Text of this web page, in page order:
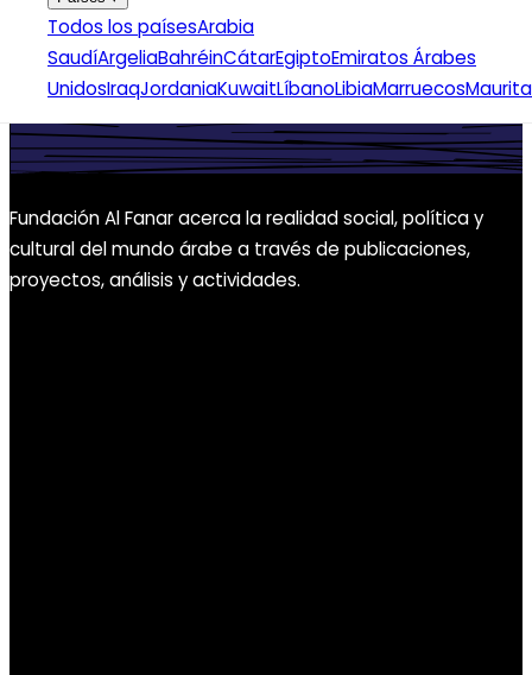
Todos los paísesArabia
SaudíArgeliaBahréinCátarEgiptoEmiratos Árabes
UnidosIraqJordaniaKuwaitLíbanoLibiaMarruecos
Fundación Al Fanar acerca la realidad social, política y
cultural del mundo árabe a través de publicaciones,
proyectos, análisis y actividades.